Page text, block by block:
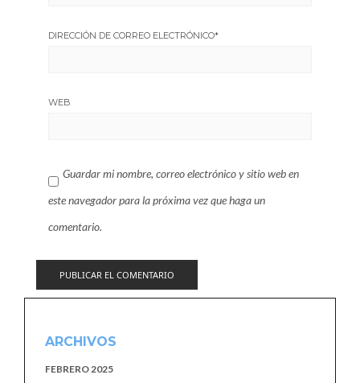
DIRECCIÓN DE CORREO ELECTRÓNICO*
WEB
Guardar mi nombre, correo electrónico y sitio web en
este navegador para la próxima vez que haga un
comentario.
ARCHIVOS
FEBRERO 2025